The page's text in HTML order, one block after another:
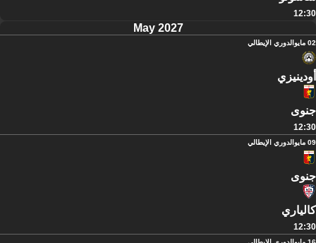
12:30
May 2027
02 مايو الدوري الإيطالي
أودينيزي
جنوى
12:30
09 مايو الدوري الإيطالي
جنوى
كالياري
12:30